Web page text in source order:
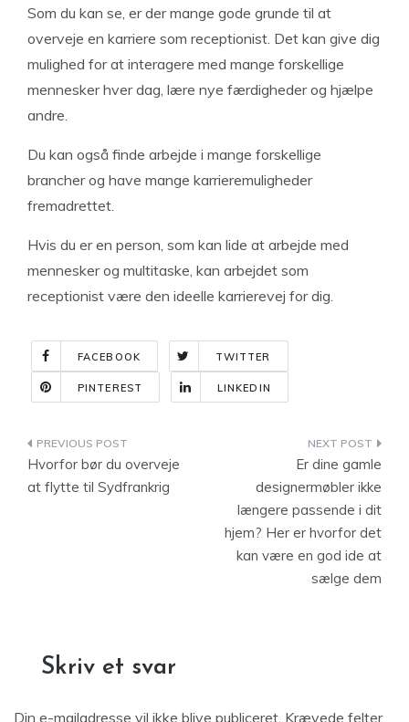
Som du kan se, er der mange gode grunde til at
overveje en karriere som receptionist. Det kan give dig
mulighed for at interagere med mange forskellige
mennesker hver dag, lære nye færdigheder og hjælpe
andre.
Du kan også finde arbejde i mange forskellige
brancher og have mange karrieremuligheder
fremadrettet.
Hvis du er en person, som kan lide at arbejde med
mennesker og multitaske, kan arbejdet som
receptionist være den ideelle karrierevej for dig.
FACEBOOK TWITTER
PINTEREST LINKEDIN
Indlægsnavigation
Hvorfor bør du overveje
at flytte til Sydfrankrig
Er dine gamle
designermøbler ikke
længere passende i dit
hjem? Her er hvorfor det
kan være en god ide at
sælge dem
Skriv et svar
Din e-mailadresse vil ikke blive publiceret. Krævede felter